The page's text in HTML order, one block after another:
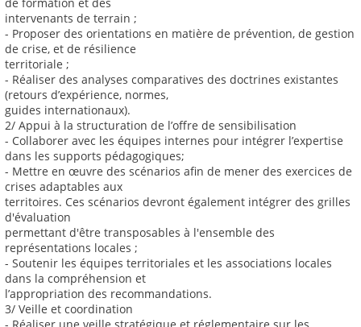
de formation et des
intervenants de terrain ;
- Proposer des orientations en matière de prévention, de gestion
de crise, et de résilience
territoriale ;
- Réaliser des analyses comparatives des doctrines existantes
(retours d’expérience, normes,
guides internationaux).
2/ Appui à la structuration de l’offre de sensibilisation
- Collaborer avec les équipes internes pour intégrer l’expertise
dans les supports pédagogiques;
- Mettre en œuvre des scénarios afin de mener des exercices de
crises adaptables aux
territoires. Ces scénarios devront également intégrer des grilles
d'évaluation
permettant d'être transposables à l'ensemble des
représentations locales ;
- Soutenir les équipes territoriales et les associations locales
dans la compréhension et
l’appropriation des recommandations.
3/ Veille et coordination